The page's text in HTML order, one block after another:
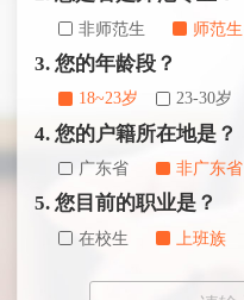
非师范生 师范生
3. 您的年龄段？
18~23岁 23-30岁
4. 您的户籍所在地是？
广东省 非广东省
5. 您目前的职业是？
在校生 上班族